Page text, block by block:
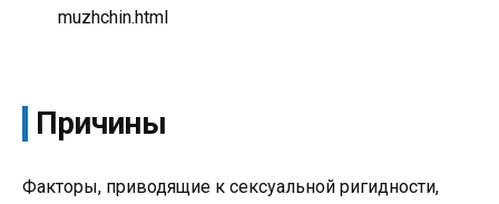
muzhchin.html
Причины
Факторы, приводящие к сексуальной ригидности,